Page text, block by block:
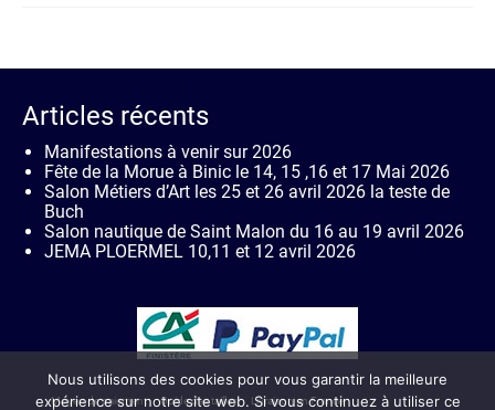
Articles récents
Manifestations à venir sur 2026
Fête de la Morue à Binic le 14, 15 ,16 et 17 Mai 2026
Salon Métiers d’Art les 25 et 26 avril 2026 la teste de
Buch
Salon nautique de Saint Malon du 16 au 19 avril 2026
JEMA PLOERMEL 10,11 et 12 avril 2026
Moyen de paiement Guide des tailles Livraison en France
Nous utilisons des cookies pour vous garantir la meilleure
expérience sur notre site web. Si vous continuez à utiliser ce